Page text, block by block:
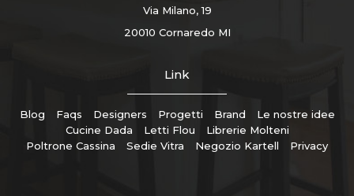
Via Milano, 19
20010 Cornaredo MI
Link
Blog Faqs Designers Progetti Brand
Le nostre idee
Cucine Dada
Letti Flou
Librerie Molteni
Poltrone Cassina
Sedie Vitra Negozio Kartell Privacy